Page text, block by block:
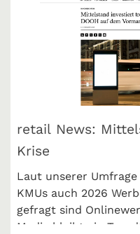
retail News:
Krise
Laut unserer
KMUs auch 2026
gefragt sind
Media bleibt ein